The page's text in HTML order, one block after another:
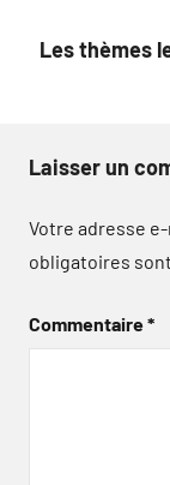
Les thèmes
Laisser un
Votre adresse
obligatoires
Commentaire*